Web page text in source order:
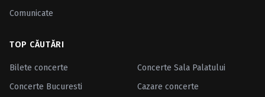
Comunicate
TOP CĂUTĂRI
Bilete concerte
Concerte Sala Palatului
Concerte Bucuresti
Cazare concerte